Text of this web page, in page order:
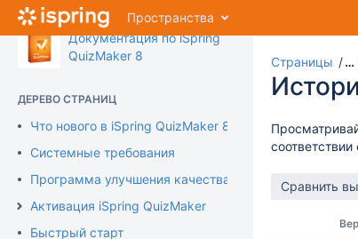
Перейти
главному
содержимому
assistive.skiplink.to.header.menu
assistive.skiplink.to.quick.search
Пространства
Документация по iSpring
QuizMaker 8
ДЕРЕВО СТРАНИЦ
Что нового в iSpring QuizMaker 8
Системные требования
Программа улучшения качества продукта
Активация iSpring QuizMaker
Быстрый старт
Страницы …